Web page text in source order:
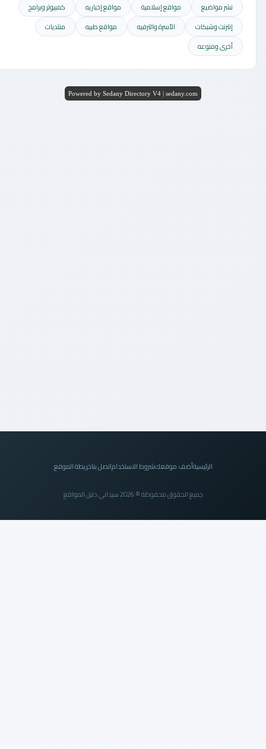
نشر مواضيع مواقع إسلامية مواقع إخباريه
كمبيوتر وبرامج
إنترنت وشبكات
الأسرة والترفيه مواقع طبيه
منتديات
أخرى ومنوعه
Powered by Sedany Directory V4 | sedany.com
الرئيسيةأضف موقعكشروط الاستخداماتصل بناخريطة الموقع
جميع الحقوق محفوظة © 2026 سيداني دليل المواقع